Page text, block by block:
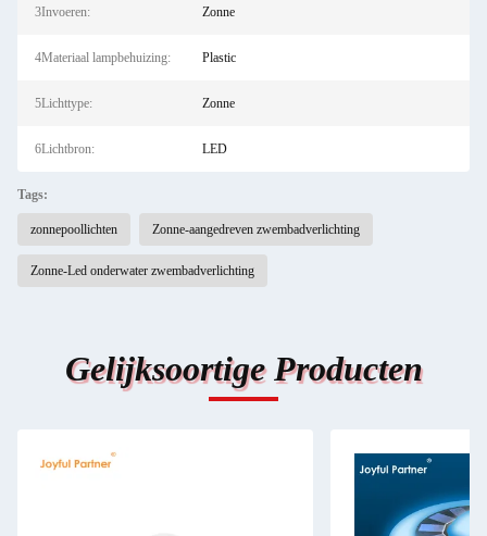
3Invoeren: Zonne
4Materiaal lampbehuizing: Plastic
5Lichttype: Zonne
6Lichtbron: LED
Tags:
zonnepoollichten Zonne-aangedreven zwembadverlichting
Zonne-Led onderwater zwembadverlichting
Gelijksoortige Producten